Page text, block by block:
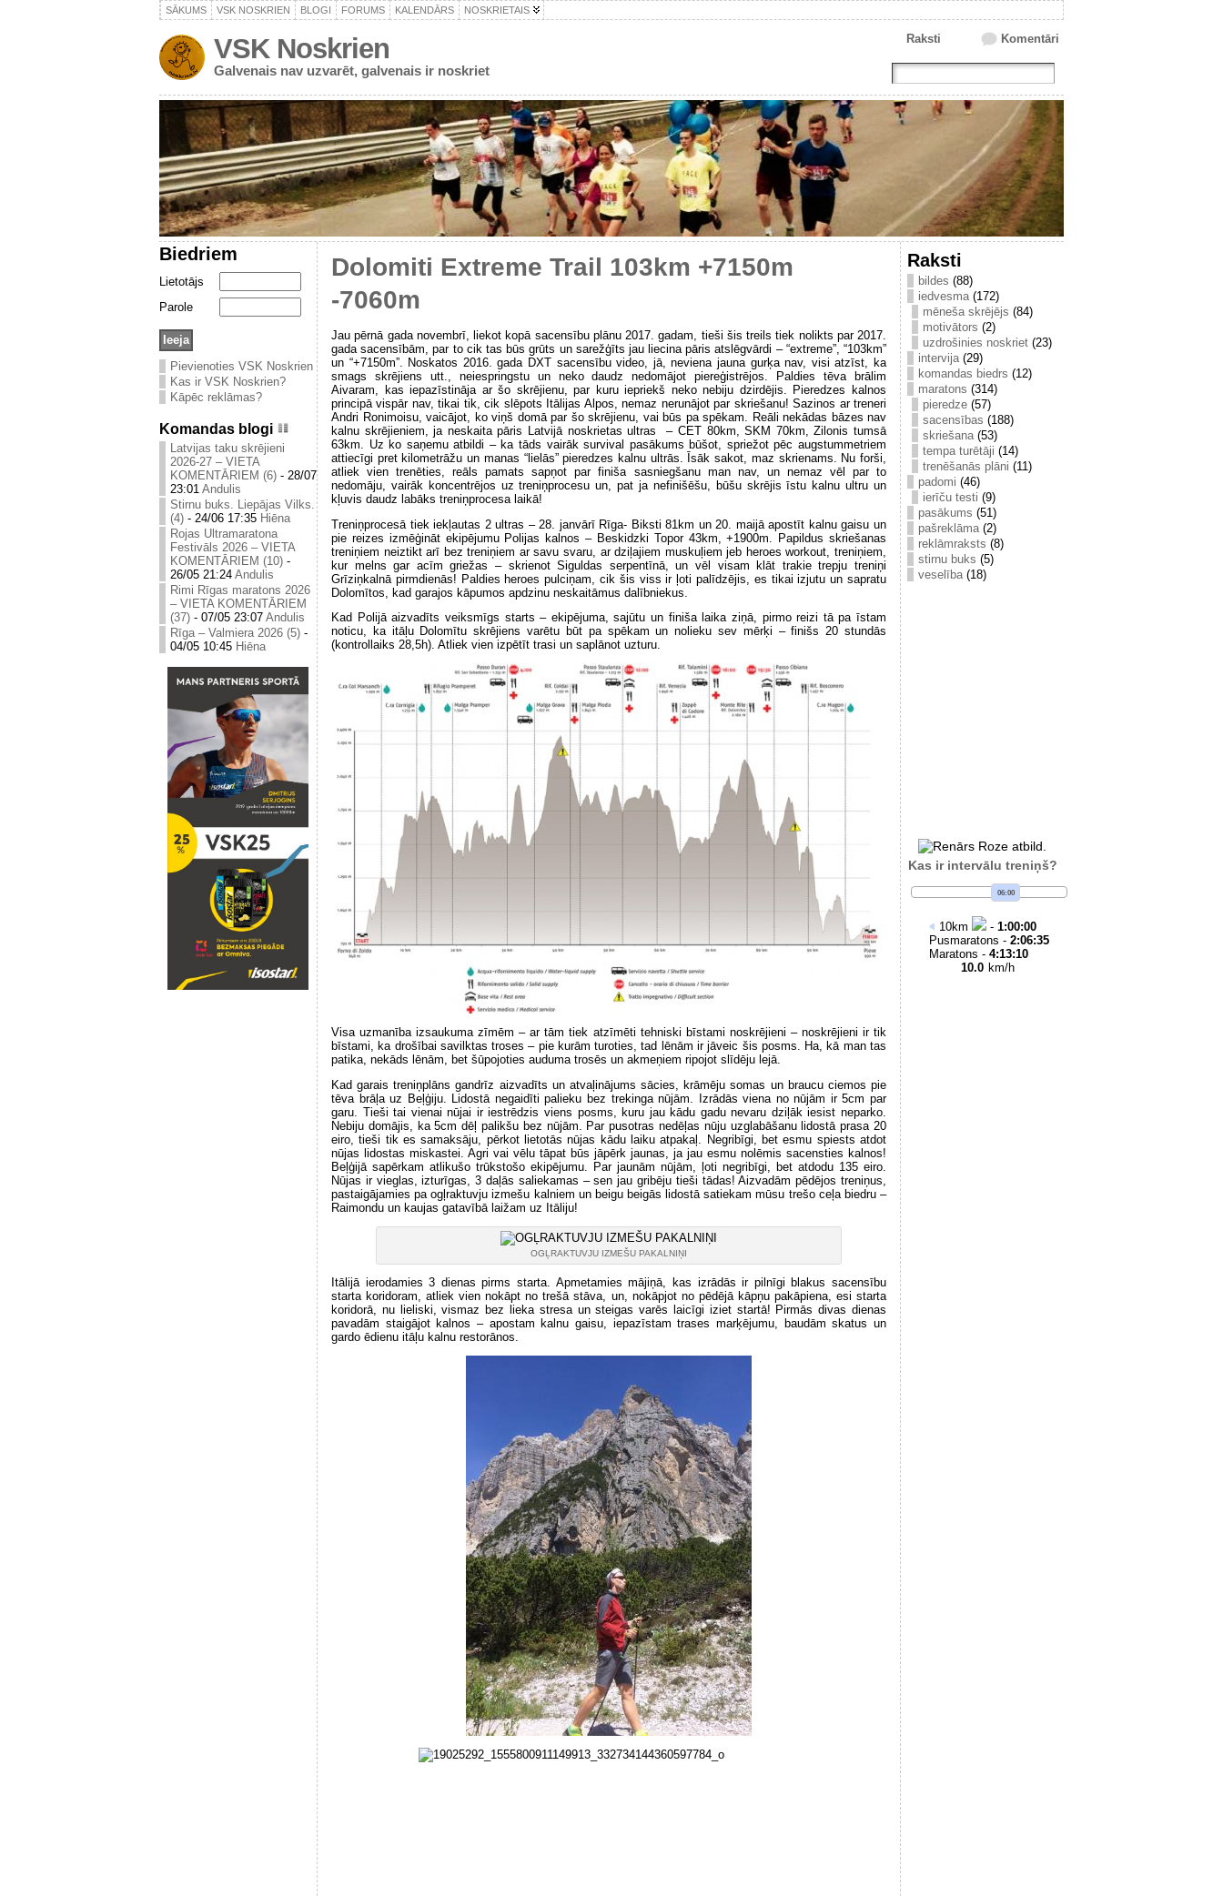
SĀKUMS VSK NOSKRIEN BLOGI FORUMS KALENDĀRS NOSKRIETAIS
VSK Noskrien
Galvenais nav uzvarēt, galvenais ir noskriet
Komentāri
Raksti
Biedriem
Lietotājs
Parole
Pievienoties VSK Noskrien
Kas ir VSK Noskrien?
Kāpēc reklāmas?
Komandas blogi
Latvijas taku skrējieni
2026-27 – VIETA
KOMENTĀRIEM (6) - 28/07
23:01 Andulis
Stirnu buks. Liepājas Vilks.
(4) - 24/06 17:35 Hiēna
Rojas Ultramaratona
Festivāls 2026 – VIETA
KOMENTĀRIEM (10) -
26/05 21:24 Andulis
Rimi Rīgas maratons 2026
– VIETA KOMENTĀRIEM
(37) - 07/05 23:07 Andulis
Rīga – Valmiera 2026 (5) -
04/05 10:45 Hiēna
Dolomiti Extreme Trail 103km +7150m
-7060m
Jau pērnā gada novembrī, liekot kopā sacensību plānu 2017. gadam, tieši šis treils tiek nolikts par 2017.
gada sacensībām, par to cik tas būs grūts un sarežģīts jau liecina pāris atslēgvārdi – “extreme”, “103km”
un “+7150m”. Noskatos 2016. gada DXT sacensību video, jā, neviena jauna gurķa nav, visi atzīst, ka
smags skrējiens utt., neiespringstu un neko daudz nedomājot piereģistrējos. Paldies tēva brālim
Aivaram, kas iepazīstināja ar šo skrējienu, par kuru iepriekš neko nebiju dzirdējis. Pieredzes kalnos
principā vispār nav, tikai tik, cik slēpots Itālijas Alpos, nemaz nerunājot par skriešanu! Sazinos ar treneri
Andri Ronimoisu, vaicājot, ko viņš domā par šo skrējienu, vai būs pa spēkam. Reāli nekādas bāzes nav
kalnu skrējieniem, ja neskaita pāris Latvijā noskrietas ultras – CET 80km, SKM 70km, Zilonis tumsā
63km. Uz ko saņemu atbildi – ka tāds vairāk survival pasākums būšot, spriežot pēc augstummetriem
attiecīgi pret kilometrāžu un manas “lielās” pieredzes kalnu ultrās. Īsāk sakot, maz skrienams. Nu forši,
atliek vien trenēties, reāls pamats sapņot par finiša sasniegšanu man nav, un nemaz vēl par to
nedomāju, vairāk koncentrējos uz treniņprocesu un, pat ja nefinišēšu, būšu skrējis īstu kalnu ultru un
kļuvis daudz labāks treniņprocesa laikā!
Treniņprocesā tiek iekļautas 2 ultras – 28. janvārī Rīga- Biksti 81km un 20. maijā apostīt kalnu gaisu un
pie reizes izmēģināt ekipējumu Polijas kalnos – Beskidzki Topor 43km, +1900m. Papildus skriešanas
treniņiem neiztikt arī bez treniņiem ar savu svaru, ar dziļajiem muskuļiem jeb heroes workout, treniņiem,
kur melns gar acīm griežas – skrienot Siguldas serpentīnā, un vēl visam klāt trakie trepju treniņi
Grīziņkalnā pirmdienās! Paldies heroes pulciņam, cik šis viss ir ļoti palīdzējis, es tikai izjutu un sapratu
Dolomītos, kad garajos kāpumos apdzinu neskaitāmus dalībniekus.
Kad Polijā aizvadīts veiksmīgs starts – ekipējuma, sajūtu un finiša laika ziņā, pirmo reizi tā pa īstam
noticu, ka itāļu Dolomītu skrējiens varētu būt pa spēkam un nolieku sev mērķi – finišs 20 stundās
(kontrollaiks 28,5h). Atliek vien izpētīt trasi un saplānot uzturu.
Visa uzmanība izsaukuma zīmēm – ar tām tiek atzīmēti tehniski bīstami noskrējieni – noskrējieni ir tik
bīstami, ka drošībai savilktas troses – pie kurām turoties, tad lēnām ir jāveic šis posms. Ha, kā man tas
patika, nekāds lēnām, bet šūpojoties auduma trosēs un akmeņiem ripojot slīdēju lejā.
Kad garais treniņplāns gandrīz aizvadīts un atvaļinājums sācies, krāmēju somas un braucu ciemos pie
tēva brāļa uz Beļģiju. Lidostā negaidīti palieku bez trekinga nūjām. Izrādās viena no nūjām ir 5cm par
garu. Tieši tai vienai nūjai ir iestrēdzis viens posms, kuru jau kādu gadu nevaru dziļāk iesist neparko.
Nebiju domājis, ka 5cm dēļ palikšu bez nūjām. Par pusotras nedēļas nūju uzglabāšanu lidostā prasa 20
eiro, tieši tik es samaksāju, pērkot lietotās nūjas kādu laiku atpakaļ. Negribīgi, bet esmu spiests atdot
nūjas lidostas miskastei. Agri vai vēlu tāpat būs jāpērk jaunas, ja jau esmu nolēmis sacensties kalnos!
Beļģijā sapērkam atlikušo trūkstošo ekipējumu. Par jaunām nūjām, ļoti negribīgi, bet atdodu 135 eiro.
Nūjas ir vieglas, izturīgas, 3 daļās saliekamas – sen jau gribēju tieši tādas! Aizvadām pēdējos treniņus,
pastaigājamies pa ogļraktuvju izmešu kalniem un beigu beigās lidostā satiekam mūsu trešo ceļa biedru –
Raimondu un kaujas gatavībā laižam uz Itāliju!
OGĻRAKTUVJU IZMEŠU PAKALNIŅI
Itālijā ierodamies 3 dienas pirms starta. Apmetamies mājiņā, kas izrādās ir pilnīgi blakus sacensību
starta koridoram, atliek vien nokāpt no trešā stāva, un, nokāpjot no pēdējā kāpņu pakāpiena, esi starta
koridorā, nu lieliski, vismaz bez lieka stresa un steigas varēs laicīgi iziet startā! Pirmās divas dienas
pavadām staigājot kalnos – apostam kalnu gaisu, iepazīstam trases marķējumu, baudām skatus un
gardo ēdienu itāļu kalnu restorānos.
Raksti
bildes (88)
iedvesma(172)
mēneša skrējējs (84)
motivātors (2)
uzdrošinies noskriet (23)
intervija(29)
komandas biedrs (12)
maratons (314)
pieredze (57)
sacensības (188)
skriešana(53)
tempa turētāji (14)
trenēšanās plāni (11)
padomi (46)
ierīču testi (9)
pasākums (51)
pašreklāma(2)
reklāmraksts (8)
stirnu buks (5)
veselība(18)
Kas ir intervālu treniņš?
06:00
10km - 1:00:00
Pusmaratons - 2:06:35
Maratons - 4:13:10
10.0 km/h